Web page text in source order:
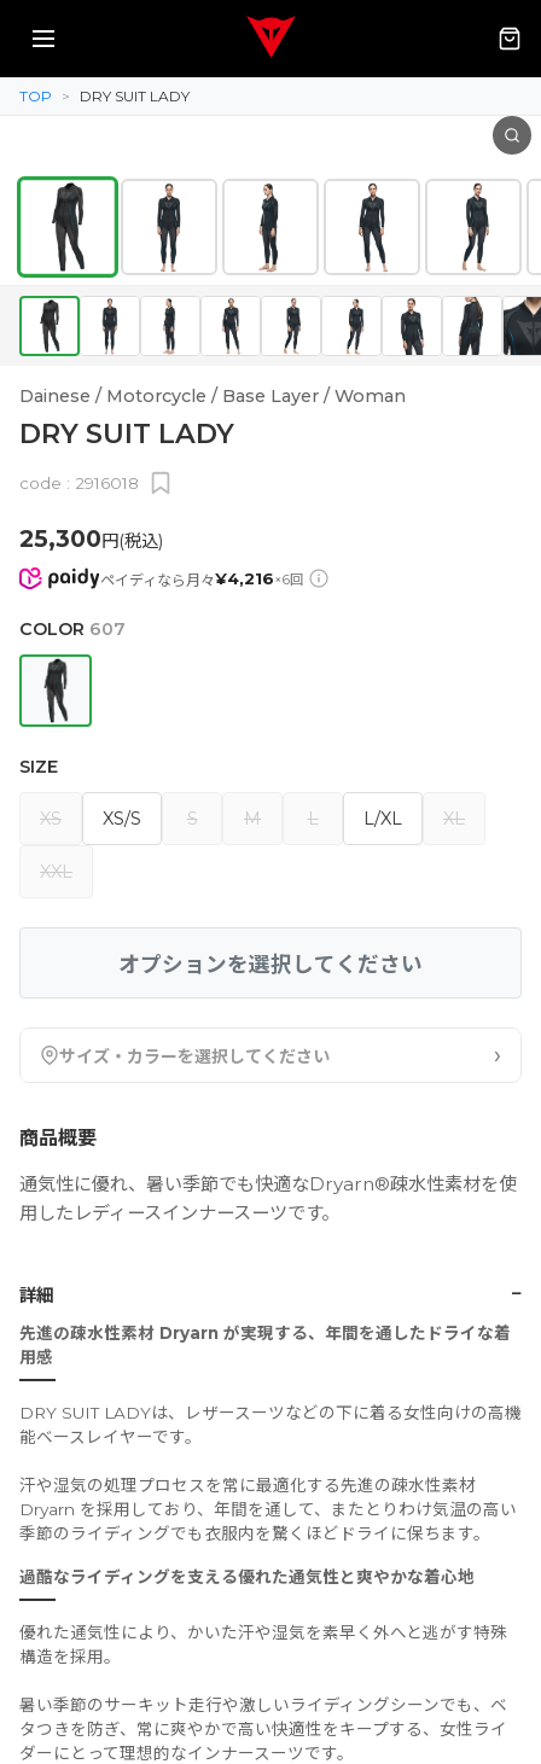
TOP > DRY SUIT LADY
Dainese / Motorcycle / Base Layer / Woman
DRY SUIT LADY
code : 2916018
25,300円(税込)
ペイディなら月々¥4,216×6回
COLOR 607
SIZE
XS XS/S S M L L/XL XL
XXL
オプションを選択してください
サイズ・カラーを選択してください ›
商品概要
通気性に優れ、暑い季節でも快適なDryarn®疎水性素材を使
用したレディースインナースーツです。
詳細 −
先進の疎水性素材 Dryarn が実現する、年間を通したドライな着
用感
DRY SUIT LADYは、レザースーツなどの下に着る女性向けの高機
能ベースレイヤーです。
汗や湿気の処理プロセスを常に最適化する先進の疎水性素材
Dryarn を採用しており、年間を通して、またとりわけ気温の高い
季節のライディングでも衣服内を驚くほどドライに保ちます。
過酷なライディングを支える優れた通気性と爽やかな着心地
優れた通気性により、かいた汗や湿気を素早く外へと逃がす特殊
構造を採用。
暑い季節のサーキット走行や激しいライディングシーンでも、ベ
タつきを防ぎ、常に爽やかで高い快適性をキープする、女性ライ
ダーにとって理想的なインナースーツです。